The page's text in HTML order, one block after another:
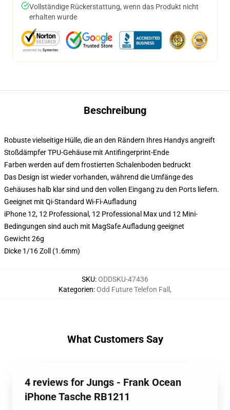
Vollständige Rückerstattung, wenn das Produkt nicht
erhalten wurde
Beschreibung
Robuste vielseitige Hülle, die an den Rändern Ihres Handys angreift
Stoßdämpfer TPU-Gehäuse mit Antifingerprint-Ende
Farben werden auf dem frostierten Schalenboden bedruckt
Das Design ist wieder vorhanden, während die Umfänge des
Gehäuses halb klar sind und den vollen Eingang zu den Ports liefern.
Geeignet mit Qi-Standard Wi-Fi-Aufladung
iPhone 12, 12 Professional, 12 Professional Max und 12 Mini-
Bedingungen sind auch mit MagSafe Aufladung geeignet
Gewicht 26g
Dicke 1/16 Zoll (1.6mm)
SKU:ODDSKU-47436
Kategorien:Odd Future Telefon Fall ,
What Customers Say
4 reviews for Jungs - Frank Ocean
iPhone Tasche RB1211